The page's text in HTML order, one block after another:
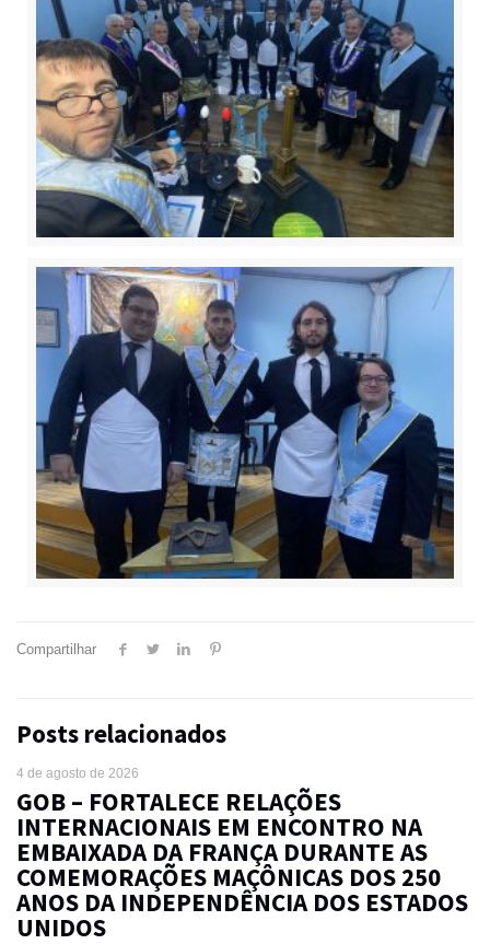
Compartilhar
Posts relacionados
4 de agosto de 2026
GOB – FORTALECE RELAÇÕES
INTERNACIONAIS EM ENCONTRO NA
EMBAIXADA DA FRANÇA DURANTE AS
COMEMORAÇÕES MAÇÔNICAS DOS 250
ANOS DA INDEPENDÊNCIA DOS ESTADOS
UNIDOS